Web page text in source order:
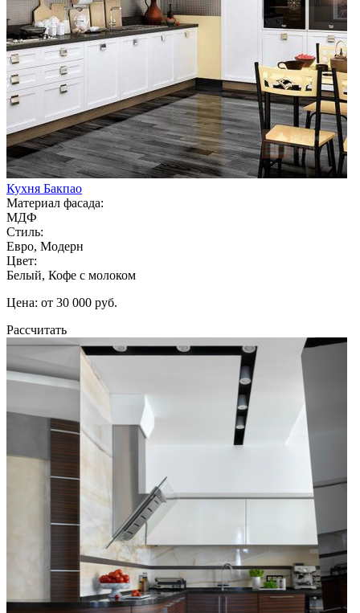
Кухня Бакпао
Материал фасада:
МДФ
Стиль:
Евро, Модерн
Цвет:
Белый, Кофе с молоком
Цена: от 30 000 руб.
Рассчитать